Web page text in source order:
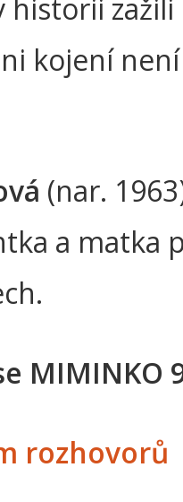
historii zažili
kojení není
(nar.
a matka
MIMINKO
rozhovorů